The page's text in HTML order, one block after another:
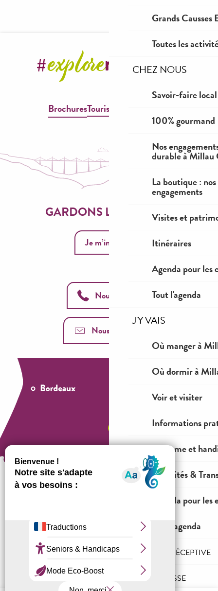
L'AGENCE RÉCEPTIVE
PRO & PRESSE
Grands Causses
Toutes les
CHEZ NOUS
Savoir-faire local
100% gourmand
Nos
durable à Millau
La boutique :
engagements
Visites et
Itinéraires
Agenda pour les
Tout l'agenda
J'Y VAIS
Où manger à
Où dormir à
Voir et visiter
Informations
Tourisme et
Mobilités &
Agenda pour
Tout l'agenda
BrochuresTourisme & Handicap
GARDONS LE CONTACT
Je m’inscris
Nous appeler
Nous contacter
Mentions légalesConditions générales de ventes
Espace OT